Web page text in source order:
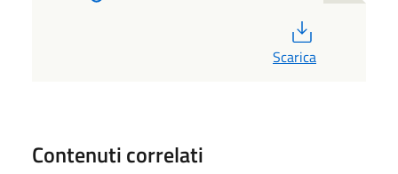
Scarica
Contenuti correlati